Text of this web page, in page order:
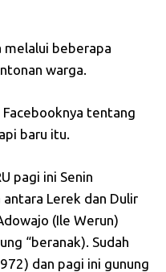
melalui beberapa
warga.
tentang
baru itu.
pagi ini Senin
Lerek dan Dulir
(Ile Werun)
“beranak). Sudah
dan pagi ini gunung